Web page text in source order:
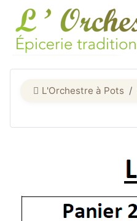
L'Orchestre à Pots